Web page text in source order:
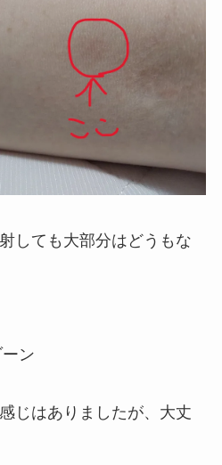
しても大部分はどうもな
ン
じはありましたが、大丈